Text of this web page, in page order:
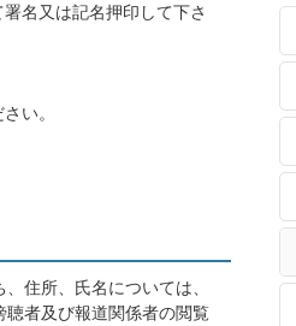
名又は記名押印して下さ
い。
住所、氏名については、
者及び報道関係者の閲覧